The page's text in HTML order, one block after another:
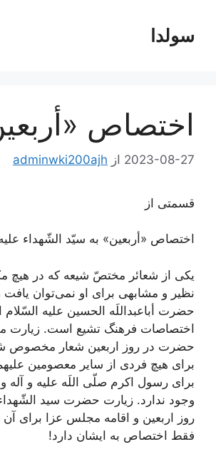
محتواسولدا
اختصاص
2023-08-27 از adminwki200ajh
قسمتی از
اختصاص «أربعين» به سيّد الشّهداء
یکی از شعائر مختصّ شیعه که در هیچ
نظیر و مشابهی برای او نمی‌توان یافت
حضرت أباعبداللَه الحسین علیه السّلام
اختصاصات فرهنگ تشیع است. زیارت
حضرت در روز اربعین شعار مخصوص
برای هیچ فردی از سایر معصومین
برای رسول اکرم صلّی اللَه علیه و آله
وجود ندارد. زیارت حضرت سید الشّهداء
روز اربعین و اقامه مجلس عزا برای
فقط اختصاص به ایشان دارد!